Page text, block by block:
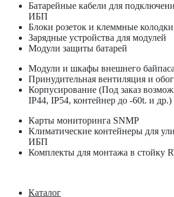
Батарейные кабели для
ИБП
Блоки розеток и клеммные колодки
Зарядные устройства для модулей
Модули защиты батарей
Модули и шкафы внешнего
Принудительная вентиляция и
Корпусирование (Под заказ
IP44, IP54, контейнер до -60t. и др.)
Карты мониторинга SNMP
Климатические контейнеры для
ИБП
Комплекты для монтажа в стойку
Каталог